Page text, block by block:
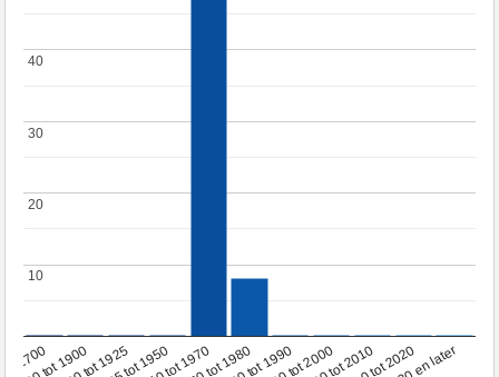
1700
10
10
20
20
30
30
40
40